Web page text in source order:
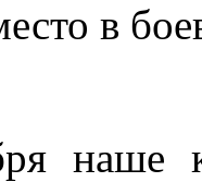
в
наше